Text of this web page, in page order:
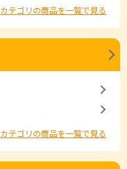
カテゴリの商品を一覧で見る
カテゴリの商品を一覧で見る